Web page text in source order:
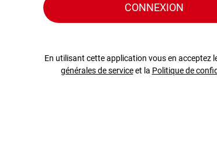
CONNEXION
En utilisant cette application vous en acceptez
générales de serviceet la Politique de